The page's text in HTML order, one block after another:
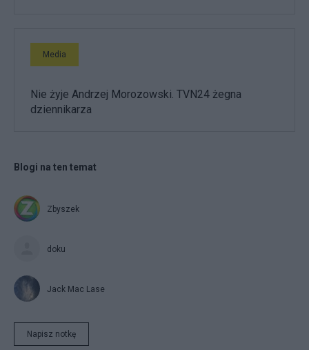
Media
Nie żyje Andrzej Morozowski. TVN24 żegna
dziennikarza
Blogi na ten temat
Zbyszek
doku
Jack Mac Lase
Napisz notkę